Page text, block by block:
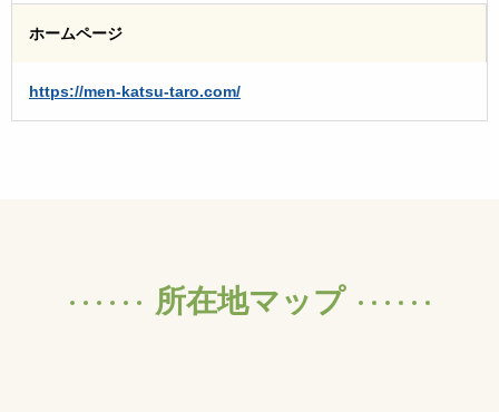
ホームページ
https://men-katsu-taro.com/
所在地マップ